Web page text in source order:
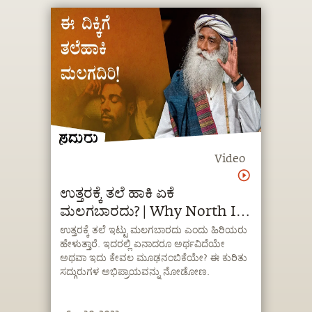
Video
ಉತ್ತರಕ್ಕೆ ತಲೆ ಹಾಕಿ ಏಕೆ
ಮಲಗಬಾರದು? | Why North Is
Not The Best Direction To
Sleep | Kannada
ಉತ್ತರಕ್ಕೆ ತಲೆ ಇಟ್ಟು ಮಲಗಬಾರದು ಎಂದು ಹಿರಿಯರು
ಹೇಳುತ್ತಾರೆ. ಇದರಲ್ಲಿ ಏನಾದರೂ ಅರ್ಥವಿದೆಯೇ
ಅಥವಾ ಇದು ಕೇವಲ ಮೂಢನಂಬಿಕೆಯೇ? ಈ ಕುರಿತು
ಸದ್ಗುರುಗಳ ಅಭಿಪ್ರಾಯವನ್ನು ನೋಡೋಣ.